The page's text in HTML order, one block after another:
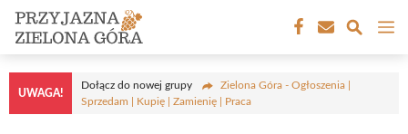
Przejdź
treści
UWAGA!
Dołącz do nowej grupy
Zielona Góra - Ogłoszenia |
Sprzedam | Kupię | Zamienię | Praca